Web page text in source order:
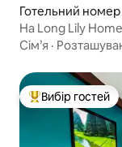
Готельний номер
Ha Long Lily
Сім’я ·
Топ вибір гостей
Вибір гостей